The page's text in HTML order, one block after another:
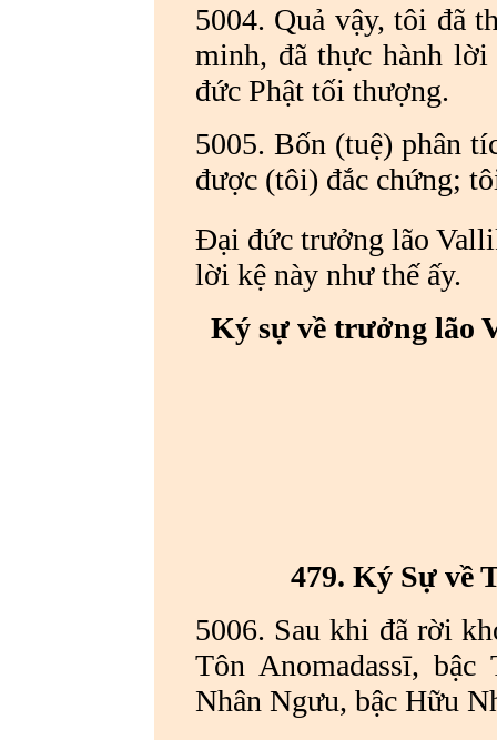
5004. Quả vậy, tôi đã
minh, đã thực hành
đức Phật tối thượng.
5005. Bốn (tuệ) phân
được (tôi) đắc chứng;
Đại đức trưởng lão
lời kệ này như thế ấy.
Ký sự về trưởng lão
479. Ký Sự về
5006. Sau khi đã rời
Tôn Anomadassī,
Nhân Ngưu, bậc Hữu